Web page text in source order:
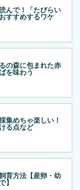
んで！「たびらい
すすめするワケ
の森に包まれた赤
を味わう
集めちゃ楽しい！
る点など
育方法【産卵・幼
】